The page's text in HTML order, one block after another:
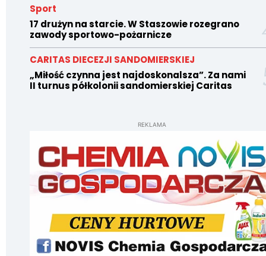
Sport
17 drużyn na starcie. W Staszowie rozegrano
zawody sportowo-pożarnicze
CARITAS DIECEZJI SANDOMIERSKIEJ
„Miłość czynna jest najdoskonalsza”. Za nami
II turnus półkolonii sandomierskiej Caritas
REKLAMA